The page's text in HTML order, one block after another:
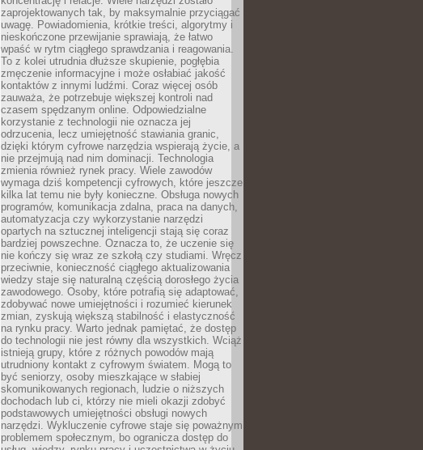
zaprojektowanych tak, by maksymalnie przyciągać
uwagę. Powiadomienia, krótkie treści, algorytmy i
nieskończone przewijanie sprawiają, że łatwo
wpaść w rytm ciągłego sprawdzania i reagowania.
To z kolei utrudnia dłuższe skupienie, pogłębia
zmęczenie informacyjne i może osłabiać jakość
kontaktów z innymi ludźmi. Coraz więcej osób
zauważa, że potrzebuje większej kontroli nad
czasem spędzanym online. Odpowiedzialne
korzystanie z technologii nie oznacza jej
odrzucenia, lecz umiejętność stawiania granic,
dzięki którym cyfrowe narzędzia wspierają życie, a
nie przejmują nad nim dominacji. Technologia
zmienia również rynek pracy. Wiele zawodów
wymaga dziś kompetencji cyfrowych, które jeszcze
kilka lat temu nie były konieczne. Obsługa nowych
programów, komunikacja zdalna, praca na danych,
automatyzacja czy wykorzystanie narzędzi
opartych na sztucznej inteligencji stają się coraz
bardziej powszechne. Oznacza to, że uczenie się
nie kończy się wraz ze szkołą czy studiami. Wręcz
przeciwnie, konieczność ciągłego aktualizowania
wiedzy staje się naturalną częścią dorosłego życia
zawodowego. Osoby, które potrafią się adaptować,
zdobywać nowe umiejętności i rozumieć kierunek
zmian, zyskują większą stabilność i elastyczność
na rynku pracy. Warto jednak pamiętać, że dostęp
do technologii nie jest równy dla wszystkich. Wciąż
istnieją grupy, które z różnych powodów mają
utrudniony kontakt z cyfrowym światem. Mogą to
być seniorzy, osoby mieszkające w słabiej
skomunikowanych regionach, ludzie o niższych
dochodach lub ci, którzy nie mieli okazji zdobyć
podstawowych umiejętności obsługi nowych
narzędzi. Wykluczenie cyfrowe staje się poważnym
problemem społecznym, bo ogranicza dostęp do